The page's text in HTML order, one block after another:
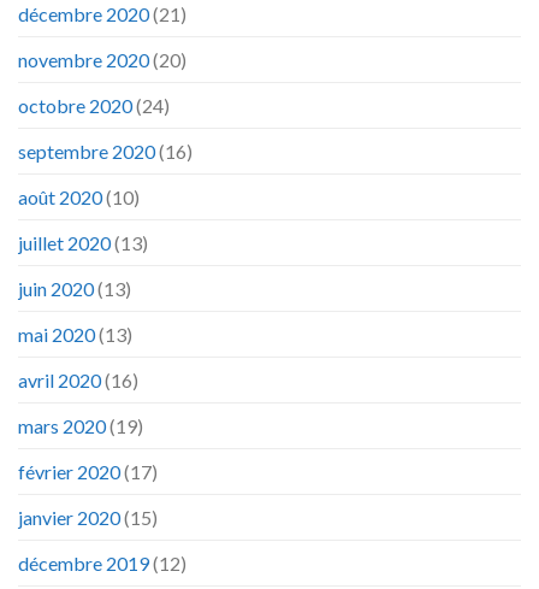
décembre 2020(21)
novembre 2020(20)
octobre 2020(24)
septembre 2020(16)
août 2020(10)
juillet 2020(13)
juin 2020(13)
mai 2020(13)
avril 2020(16)
mars 2020(19)
février 2020(17)
janvier 2020(15)
décembre 2019(12)